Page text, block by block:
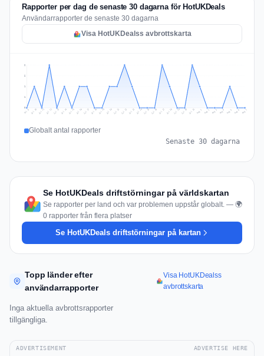
Rapporter per dag de senaste 30 dagarna för HotUKDeals
Användarrapporter de senaste 30 dagarna
Visa HotUKDealss avbrottskarta
1
1
2
2
Jul 9 Jul 10 Jul 11 Jul 12 Jul 13 Jul 14 Jul 15 Jul 16 Jul 17 Jul 18 Jul 19 Jul 20 Jul 21 Jul 22 Jul 23 Jul 24 Jul 25 Jul 26 Jul 27 Jul 28 Jul 29 Jul 30 Jul 31 Aug 1 Aug 2 Aug 3 Aug 4 Aug 5 Aug 6 Aug 7
Globalt antal rapporter
Senaste 30 dagarna
Se HotUKDeals driftstörningar på världskartan
Se rapporter per land och var problemen uppstår globalt. — 🌍
0 rapporter från flera platser
Se HotUKDeals driftstörningar på kartan
Topp länder efter
användarrapporter
Visa HotUKDealss
avbrottskarta
Inga aktuella avbrottsrapporter
tillgängliga.
ADVERTISEMENT ADVERTISE HERE